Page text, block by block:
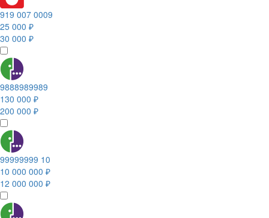
919 007 0009
25 000 ₽
30 000 ₽
9888989989
130 000 ₽
200 000 ₽
99999999 10
10 000 000 ₽
12 000 000 ₽